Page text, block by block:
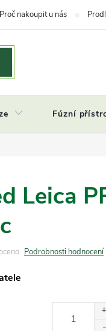
Proč nakoupit u nás
Fúzní
Leica
Podrobnosti hodnocení